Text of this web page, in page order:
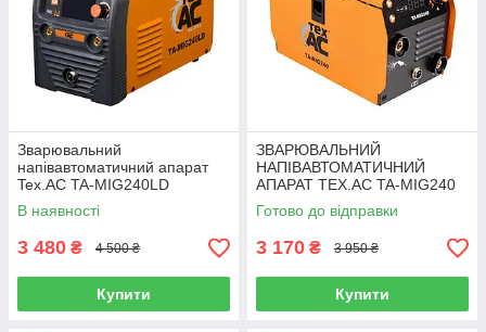
Зварювальний
напівавтоматичний апарат
Tex.AC TA-MIG240LD
В наявності
3 480 ₴ 4 500 ₴
Купити
ЗВАРЮВАЛЬНИЙ
НАПІВАВТОМАТИЧНИЙ
АПАРАТ TEX.AC TA-MIG240
Готово до відправки
3 170 ₴ 3 950 ₴
Купити